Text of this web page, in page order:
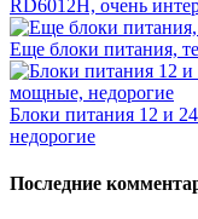
RD6012H, очень
Еще блоки питания,
Блоки питания 12 и
недорогие
Последние